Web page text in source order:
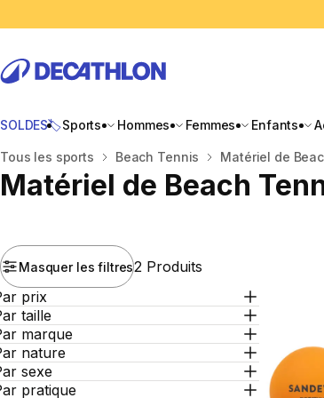
SOLDES🏷️Sports Hommes Femmes Enfants
Accueil
Tous les sports Beach Tennis Matériel de
Matériel de Beach
Masquer les filtres2 Produits
prix
taille
marque
nature
sexe
pratique